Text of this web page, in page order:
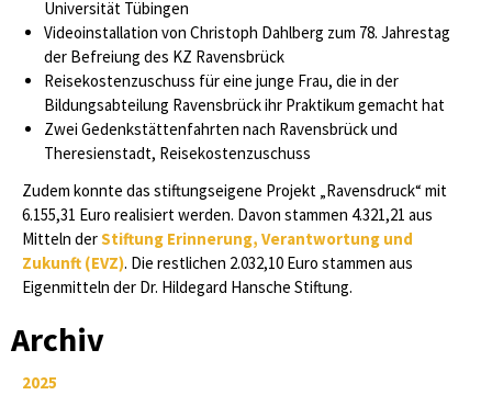
Universität Tübingen
Videoinstallation von Christoph Dahlberg zum 78. Jahrestag
der Befreiung des KZ Ravensbrück
Reisekostenzuschuss für eine junge Frau, die in der
Bildungsabteilung Ravensbrück ihr Praktikum gemacht hat
Zwei Gedenkstättenfahrten nach Ravensbrück und
Theresienstadt, Reisekostenzuschuss
Zudem konnte das stiftungseigene Projekt „Ravensdruck“ mit
6.155,31 Euro realisiert werden. Davon stammen 4.321,21 aus
Mitteln derStiftung Erinnerung, Verantwortung und
Zukunft (EVZ). Die restlichen 2.032,10 Euro stammen aus
Eigenmitteln der Dr. Hildegard Hansche Stiftung.
Archiv
2025